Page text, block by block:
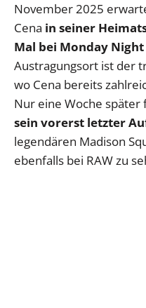
November 2025
Cena in seiner
Mal bei Monday
Austragungsort ist der
wo Cena bereits
Nur eine Woche später
sein vorerst letzter
legendären Madison
ebenfalls bei RAW zu